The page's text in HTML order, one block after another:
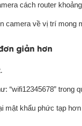
cách router
camera về vị trí mong
giản hơn
“wifi12345678” trong
mật khẩu phức tạp